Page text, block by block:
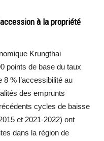
à la propriété
Krungthai
points de base du taux
8 % l’accessibilité au
des emprunts
cycles de baisse
et 2021-2022) ont
dans la région de